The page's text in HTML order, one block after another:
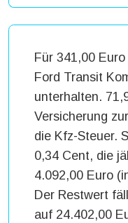
Für 341,00
Ford Transit
unterhalten.
Versicherung
die Kfz-Steuer.
0,34 Cent, die
4.092,00 Euro
Der Restwert
auf 24.402,00